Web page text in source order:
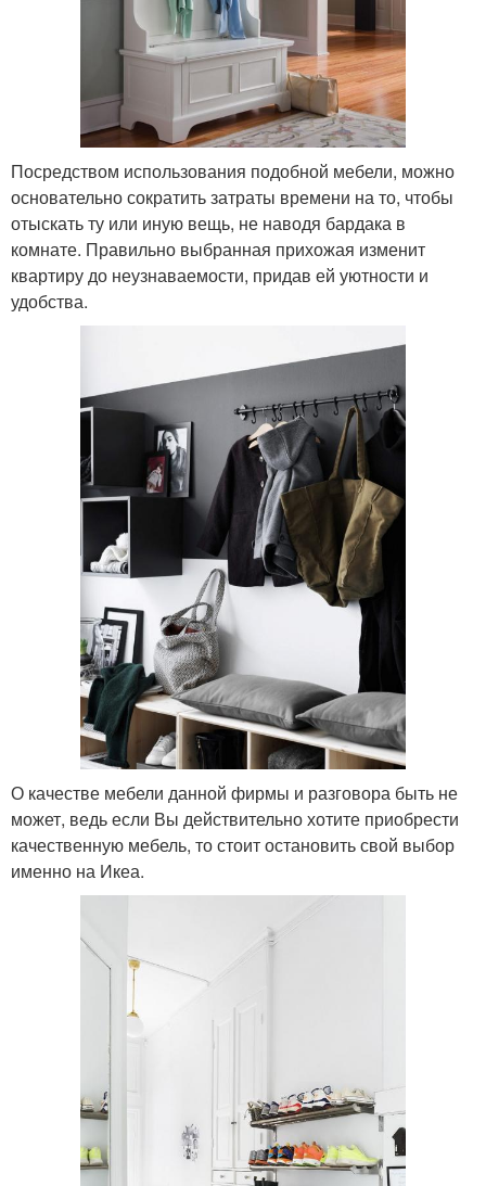
Посредством использования подобной мебели, можно
основательно сократить затраты времени на то, чтобы
отыскать ту или иную вещь, не наводя бардака в
комнате. Правильно выбранная прихожая изменит
квартиру до неузнаваемости, придав ей уютности и
удобства.
О качестве мебели данной фирмы и разговора быть не
может, ведь если Вы действительно хотите приобрести
качественную мебель, то стоит остановить свой выбор
именно на Икеа.